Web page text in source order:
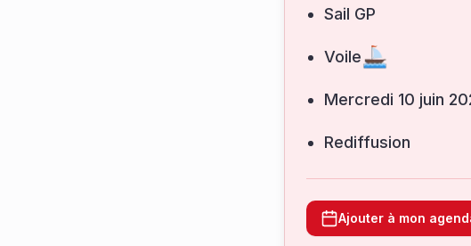
Sail GP
Voile
mercredi 10 juin
Rediffusion
Ajouter à mon